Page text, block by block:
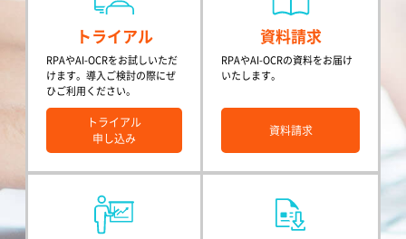
トライアル
RPAやAI-OCRをお試しいただ
けます。導入ご検討の際にぜ
ひご利用ください。
トライアル
申し込み
資料請求
RPAやAI-OCRの資料をお届け
いたします。
資料請求